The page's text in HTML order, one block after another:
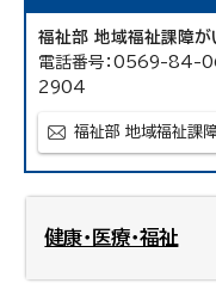
福祉部 地域福祉課障が
電話番号：0569-84-
2904
福祉部 地域福祉課
健康・医療・福祉